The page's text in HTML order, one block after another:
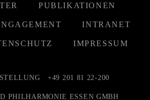
PUBLIKATIONEN
INTRANET
IMPRESSUM
+49 201 81 22-200
PHILHARMONIE ESSEN GMBH